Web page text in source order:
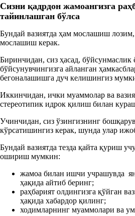
Сизни қадрдон жамоангизга
тайинлашган бўлса
Бундай вазиятда ҳам мослашиш
мослашиш керак.
Биринчидан, сиз ҳасад, бўйсунмаслик
бўйсунувчингизга айланган
бегоналашишга дуч келишингиз
Иккинчидан, ички муаммолар ва
стереотипик идрок қилиш билан
Учинчидан, сиз ўзингизнинг
кўрсатишингиз керак, шунда улар
Бундай вазиятда тезда қайта қуриш
ошириш мумкин:
жамоа билан ишчи учрашувда
ҳақида айтиб беринг;
раҳбарият олдингизга қўйган
ҳақида хабардор қилинг;
ходимларнинг муаммолари ва